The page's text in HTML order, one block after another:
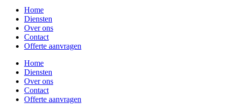
Home
Diensten
Over ons
Contact
Offerte aanvragen
Home
Diensten
Over ons
Contact
Offerte aanvragen